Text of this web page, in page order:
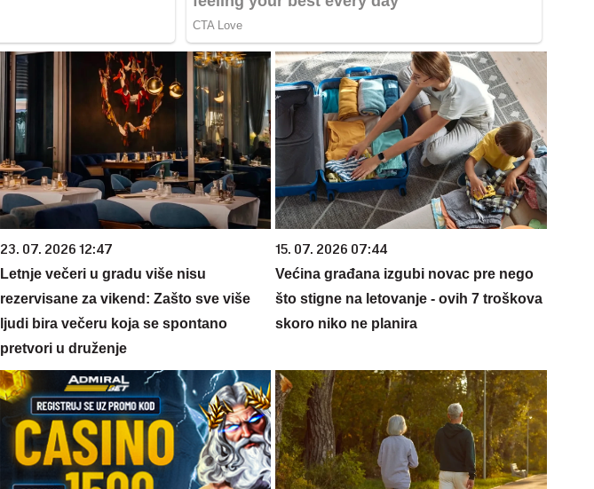
23. 07. 2026 12:47
Letnje večeri u gradu više nisu
rezervisane za vikend: Zašto sve više
ljudi bira večeru koja se spontano
pretvori u druženje
15. 07. 2026 07:44
Većina građana izgubi novac pre nego
što stigne na letovanje - ovih 7 troškova
skoro niko ne planira